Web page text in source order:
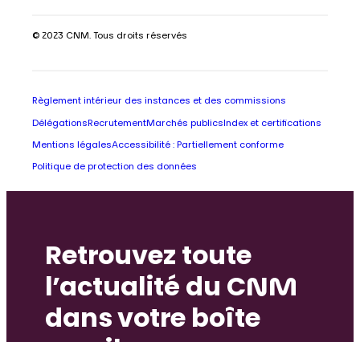
© 2023 CNM. Tous droits réservés
Règlement intérieur des instances et des commissions
Délégations RecrutementMarchés publics Index et certifications
Mentions légalesAccessibilité : Partiellement conforme
Politique de protection des données
Retrouvez toute
l’actualité du CNM
dans votre boîte